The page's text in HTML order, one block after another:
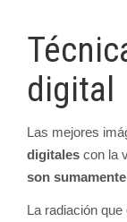
digital
Las mejores
digitales con la
son
La radiación